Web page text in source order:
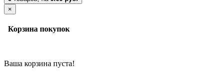
×
Корзина покупок
Ваша корзина пуста!